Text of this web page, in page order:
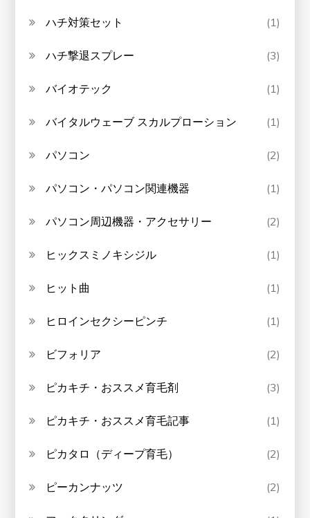
ハチ対策セット (1)
ハチ撃退スプレー (3)
バイオテック (1)
バイタルウェーブ スカルプローション (1)
パソコン (2)
パソコン・パソコン関連機器 (1)
パソコン周辺機器・アクセサリー (2)
ヒックスミノキシジル (1)
ヒット曲 (1)
ヒロインセクシーピンチ (1)
ビフォリア (2)
ピカキチ・おススメ育毛剤 (3)
ピカキチ・おススメ育毛記事 (1)
ピカタロ（ディープ育毛） (2)
ピーカンナッツ (2)